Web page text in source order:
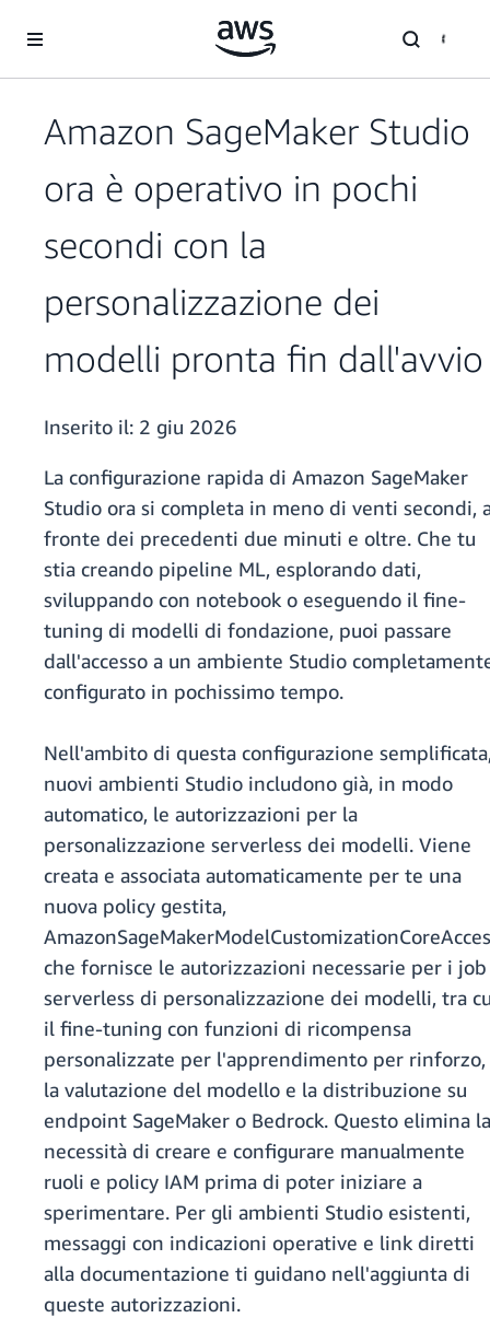
Amazon SageMaker Studio
ora è operativo in pochi
secondi con la
personalizzazione dei
modelli pronta fin dall'avvio
Inserito il: 2 giu 2026
La configurazione rapida di Amazon SageMaker
Studio ora si completa in meno di venti secondi,
fronte dei precedenti due minuti e oltre. Che tu
stia creando pipeline ML, esplorando dati,
sviluppando con notebook o eseguendo il fine-
tuning di modelli di fondazione, puoi passare
dall'accesso a un ambiente Studio
configurato in pochissimo tempo.
Nell'ambito di questa configurazione
nuovi ambienti Studio includono già, in modo
automatico, le autorizzazioni per la
personalizzazione serverless dei modelli. Viene
creata e associata automaticamente per te una
nuova policy gestita,
che fornisce le autorizzazioni necessarie per i job
serverless di personalizzazione dei modelli, tra
il fine-tuning con funzioni di ricompensa
personalizzate per l'apprendimento per rinforzo,
la valutazione del modello e la distribuzione su
endpoint SageMaker o Bedrock. Questo elimina la
necessità di creare e configurare manualmente
ruoli e policy IAM prima di poter iniziare a
sperimentare. Per gli ambienti Studio esistenti,
messaggi con indicazioni operative e link diretti
alla documentazione ti guidano nell'aggiunta di
queste autorizzazioni.